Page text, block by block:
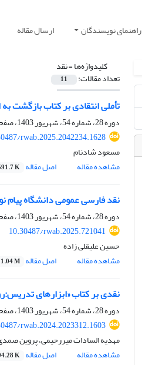
راهنمای نویسندگان ارسال مقاله
کلیدواژه‌ها =نقد
تعداد مقالات: 11
تأملی انتقادی بر کتاب بازگشت
دوره 28، شماره 54، شهریور 1403، صفحه
rwab.2025.2042234.1628
مسعود شادنام
مشاهده مقاله
اصل مقاله K
نقد فارسی عمومی دانشگاه پیام
دوره 28، شماره 54، شهریور 1403، صفحه
10.30487/rwab.2025.721041
حسین علیقلی زاده
مشاهده مقاله
اصل مقاله 1.04 M
نقدی بر کتاب «ابزارهای
دوره 28، شماره 54، شهریور 1403، صفحه
rwab.2024.2023312.1603
مهدیه السادات میررحیمی، پروین
مشاهده مقاله
اصل مقاله K